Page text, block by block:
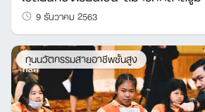
9 ธันวาคม 2563
ทุนนวัตกรรมสายอาชีพชั้นสูง